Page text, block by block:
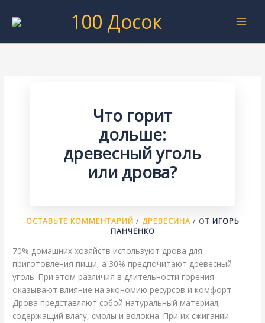
100 Досок
Что горит
дольше:
древесный уголь
или дрова?
ОСТАВЬТЕ КОММЕНТАРИЙ / ДРЕВЕСИНА/ ОТ ИГОРЬ
ПАНЧЕНКО
70% домашних хозяйств используют дрова для
приготовления пищи, а 30% предпочитают древесный
уголь. При этом различия в длительности горения
оказывают влияние на экономию ресурсов и комфорт.
Дрова представляют собой натуральный материал,
содержащий влагу, смолы и волокна. При их сжигании